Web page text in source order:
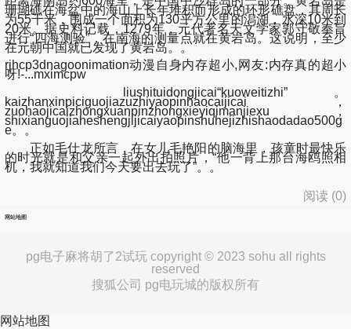
珊瑚礁在海盆中的海山上长年堆积而形成的环形礁盘，其周长
为55千米，围成一个面积为130平方公里的潟湖，水深10米到
20米。据史料记载，1279年，元代著名天文学家郭守敬奉旨
进行“四海测验”，在南海的测量点就在黄岩岛。这说明，至少
在元朝中国就已发现了黄岩岛。。
rjhcp3dnagoonimation动漫自身内存超小,网友:内存真的超小
呀!-...mximcpw
liushituidongjicai“kuoweitizhi”。
kaizhanxinpiciguojiazuzhiyaopinhaocaijicai，
zuohaojicaizhongxuanpinzhongxieyiqimanjiexu，
shixianguojiaheshengjijicaiyaopinshuhejizhishaodadao500g
e。。
正如毛仕龙所言，在女儿毛艳阳的脑海里，孩童时最快乐
的时光就是和父亲一起外出拍照片，“他一背上那台海鸥照相
机，我就知道我们今天要出去玩了”。。
阅读 (0)
网站地图
pg电子麻将胡了2试玩 copyright © 2023 sohu all rights
reserved
搜狐公司 pg电玩城的版权所有
网站地图